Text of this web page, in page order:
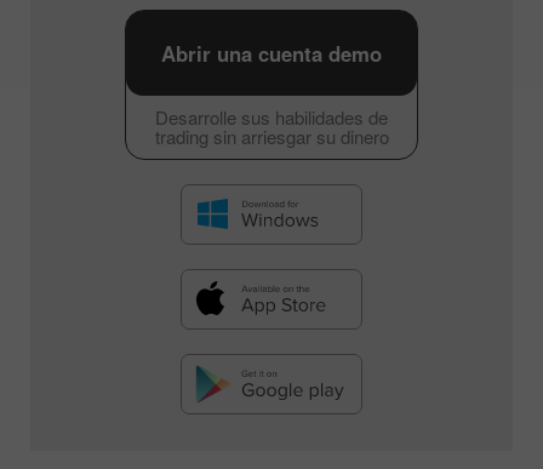
Desarrolle sus habilidades de
trading sin arriesgar su dinero
Abrir una cuenta demo